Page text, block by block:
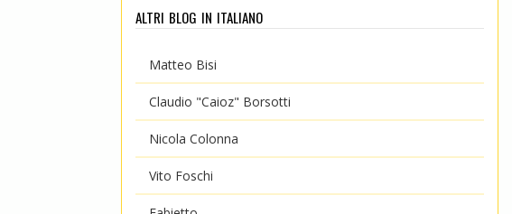
altri blog in italiano
Matteo Bisi
Claudio "Caioz" Borsotti
Nicola Colonna
Vito Foschi